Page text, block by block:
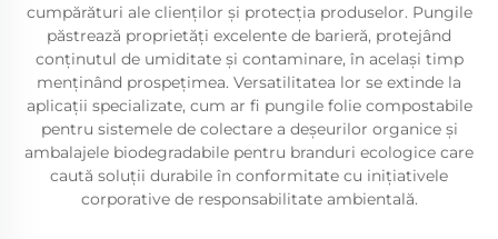
cumpărături ale clienților și protecția produselor. Pungile
păstrează proprietăți excelente de barieră, protejând
conținutul de umiditate și contaminare, în același timp
menținând prospețimea. Versatilitatea lor se extinde la
aplicații specializate, cum ar fi pungile folie compostabile
pentru sistemele de colectare a deșeurilor organice și
ambalajele biodegradabile pentru branduri ecologice care
caută soluții durabile în conformitate cu inițiativele
corporative de responsabilitate ambientală.